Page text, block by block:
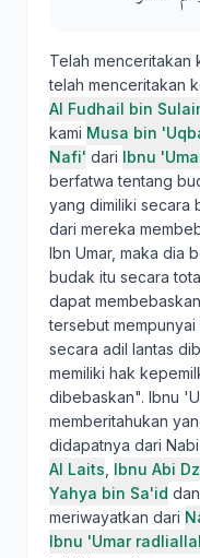
Telah menceritakan
telah menceritakan
Al Fudhail bin
kami Musa bin
Nafi' dari Ibnu
berfatwa tentang
yang dimiliki secara
dari mereka
Ibn Umar, maka dia
budak itu secara
dapat
tersebut
secara adil lantas
memiliki hak
dibebaskan". Ibnu
memberitahukan
didapatnya dari
Al Laits Ibnu Abi
Yahya bin Sa'id dan
meriwayatkan dari
Ibnu 'Umar